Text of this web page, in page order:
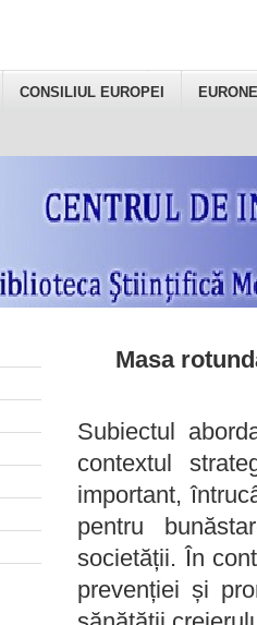
CONSILIUL EUROPEI
Masa
Subiectul
contextul
important,
pentru
societății. În
prevenției și